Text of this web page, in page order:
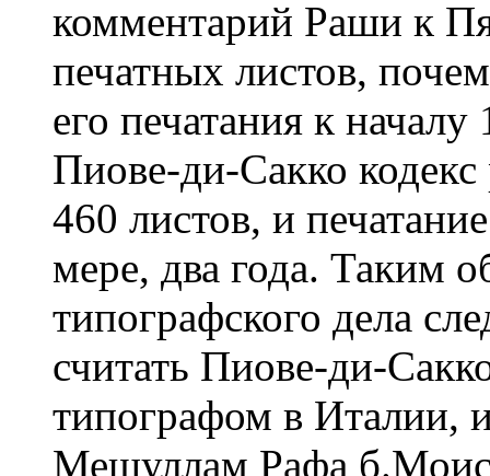
комментарий Раши к
печатных листов,
его печатания к
Пиове-ди-Сакко
460 листов, и
мере, два года. Таким
типографского дела
считать Пиове-ди-
типографом в Италии,
Мешуллам Рафа